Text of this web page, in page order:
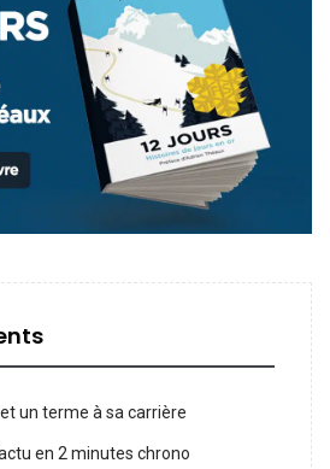
un terme à sa carrière
en 2 minutes chrono